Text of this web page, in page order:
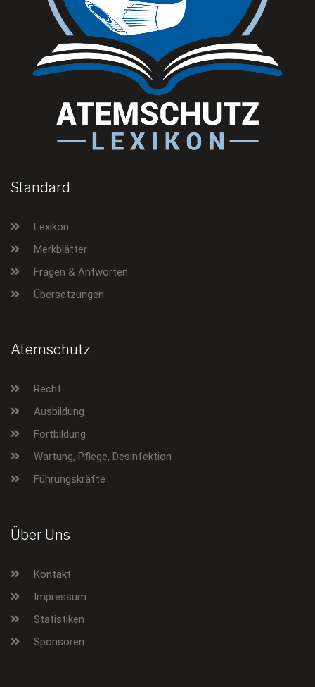
Standard
Lexikon
Merkblätter
Fragen & Antworten
Übersetzungen
Atemschutz
Recht
Ausbildung
Fortbildung
Wartung, Pflege, Desinfektion
Führungskräfte
Über Uns
Kontakt
Impressum
Statistiken
Sponsoren